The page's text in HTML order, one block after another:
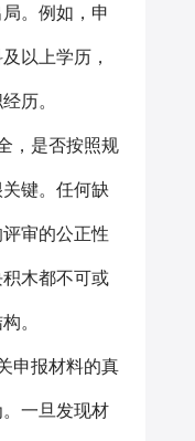
。例如，申
以上学历，
历。
，是否按照规
键。任何缺
审的公正性
木都不可或
。
申报材料的真
一旦发现材